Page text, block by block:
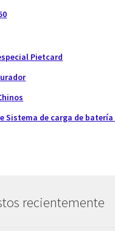
Pietcard
Sistema de carga de
recientemente